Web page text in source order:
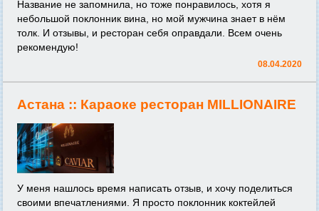
Название не запомнила, но тоже понравилось, хотя я
небольшой поклонник вина, но мой мужчина знает в нём
толк. И отзывы, и ресторан себя оправдали. Всем очень
рекомендую!
08.04.2020
Астана :: Караоке ресторан MILLIONAIRE
У меня нашлось время написать отзыв, и хочу поделиться
своими впечатлениями. Я просто поклонник коктейлей